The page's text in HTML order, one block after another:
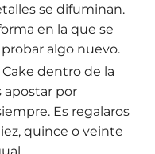
se difuminan.
en la que se
algo nuevo.
dentro de la
apostar por
Es regalaros
quince o veinte